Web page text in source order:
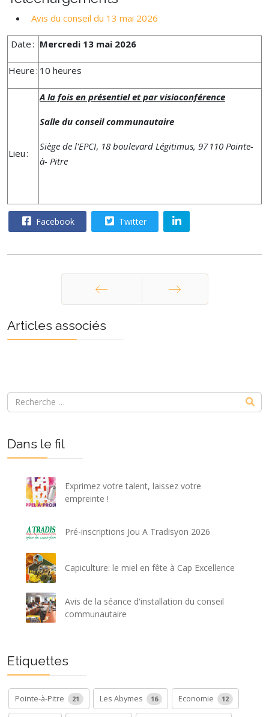
Avis du conseil du 13 mai 2026
Date : Mercredi 13 mai 2026
Heure : 10 heures
Lieu :
A la fois en présentiel et par visioconférence
Salle du conseil communautaire
Siège de l'EPCI, 18 boulevard Légitimus, 97 110 Pointe-
à- Pitre
Facebook Twitter
Précédent
Articles associés
Dans le fil
Exprimez votre talent, laissez votre
empreinte !
Pré-inscriptions Jou A Tradisyon 2026
Capiculture: le miel en fête à Cap Excellence
Avis de la séance d'installation du conseil
communautaire
Etiquettes
Pointe-à-Pitre 21 Les Abymes 16 Economie 12